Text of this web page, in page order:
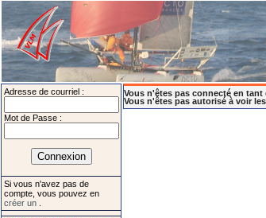
Adresse de courriel :
Mot de Passe :
Si vous n'avez pas de
compte, vous pouvez en
créer un
Vous n'êtes pas connecté en tant
Vous n'êtes pas autorisé à voir